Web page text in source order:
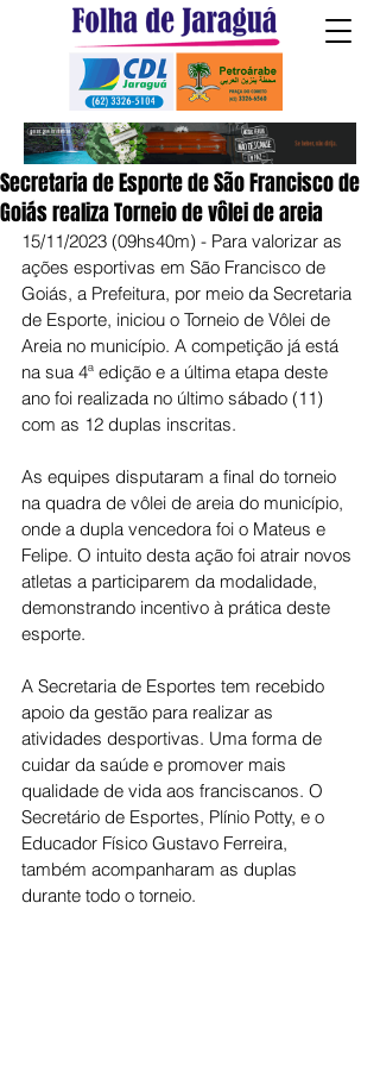
Secretaria de Esporte de São Francisco de
Goiás realiza Torneio de vôlei de areia
15/11/2023 (09hs40m) - Para valorizar as
ações esportivas em São Francisco de
Goiás, a Prefeitura, por meio da Secretaria
de Esporte, iniciou o Torneio de Vôlei de
Areia no município. A competição já está
na sua 4ª edição e a última etapa deste
ano foi realizada no último sábado (11)
com as 12 duplas inscritas.
As equipes disputaram a final do torneio
na quadra de vôlei de areia do município,
onde a dupla vencedora foi o Mateus e
Felipe. O intuito desta ação foi atrair novos
atletas a participarem da modalidade,
demonstrando incentivo à prática deste
esporte.
A Secretaria de Esportes tem recebido
apoio da gestão para realizar as
atividades desportivas. Uma forma de
cuidar da saúde e promover mais
qualidade de vida aos franciscanos. O
Secretário de Esportes, Plínio Potty, e o
Educador Físico Gustavo Ferreira,
também acompanharam as duplas
durante todo o torneio.